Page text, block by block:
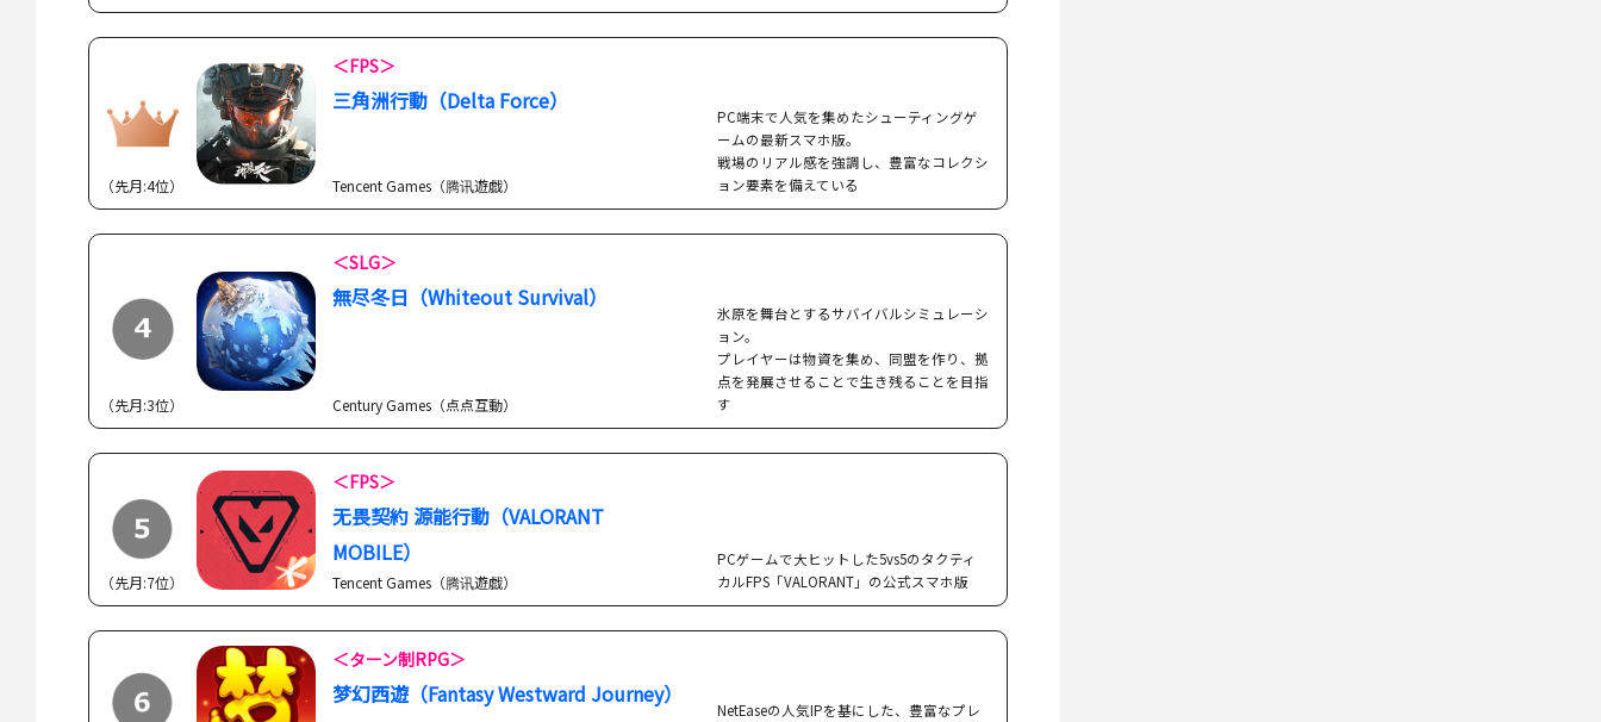
（先月:4位）
＜FPS＞
三角洲行動（Delta Force）
Tencent Games（腾讯遊戯）
PC端末で人気を集めたシューティングゲ
ームの最新スマホ版。
戦場のリアル感を強調し、豊富なコレクシ
ョン要素を備えている
（先月:3位）
＜SLG＞
無尽冬日（Whiteout Survival）
Century Games（点点互動）
氷原を舞台とするサバイバルシミュレーシ
ョン。
プレイヤーは物資を集め、同盟を作り、拠
点を発展させることで生き残ることを目指
す
（先月:7位）
＜FPS＞
无畏契約 源能行動（VALORANT
MOBILE）
Tencent Games（腾讯遊戯）
PCゲームで大ヒットした5vs5のタクティ
カルFPS「VALORANT」の公式スマホ版
＜ターン制RPG＞
梦幻西遊（Fantasy Westward Journey）
NetEaseの人気IPを基にした、豊富なプレ